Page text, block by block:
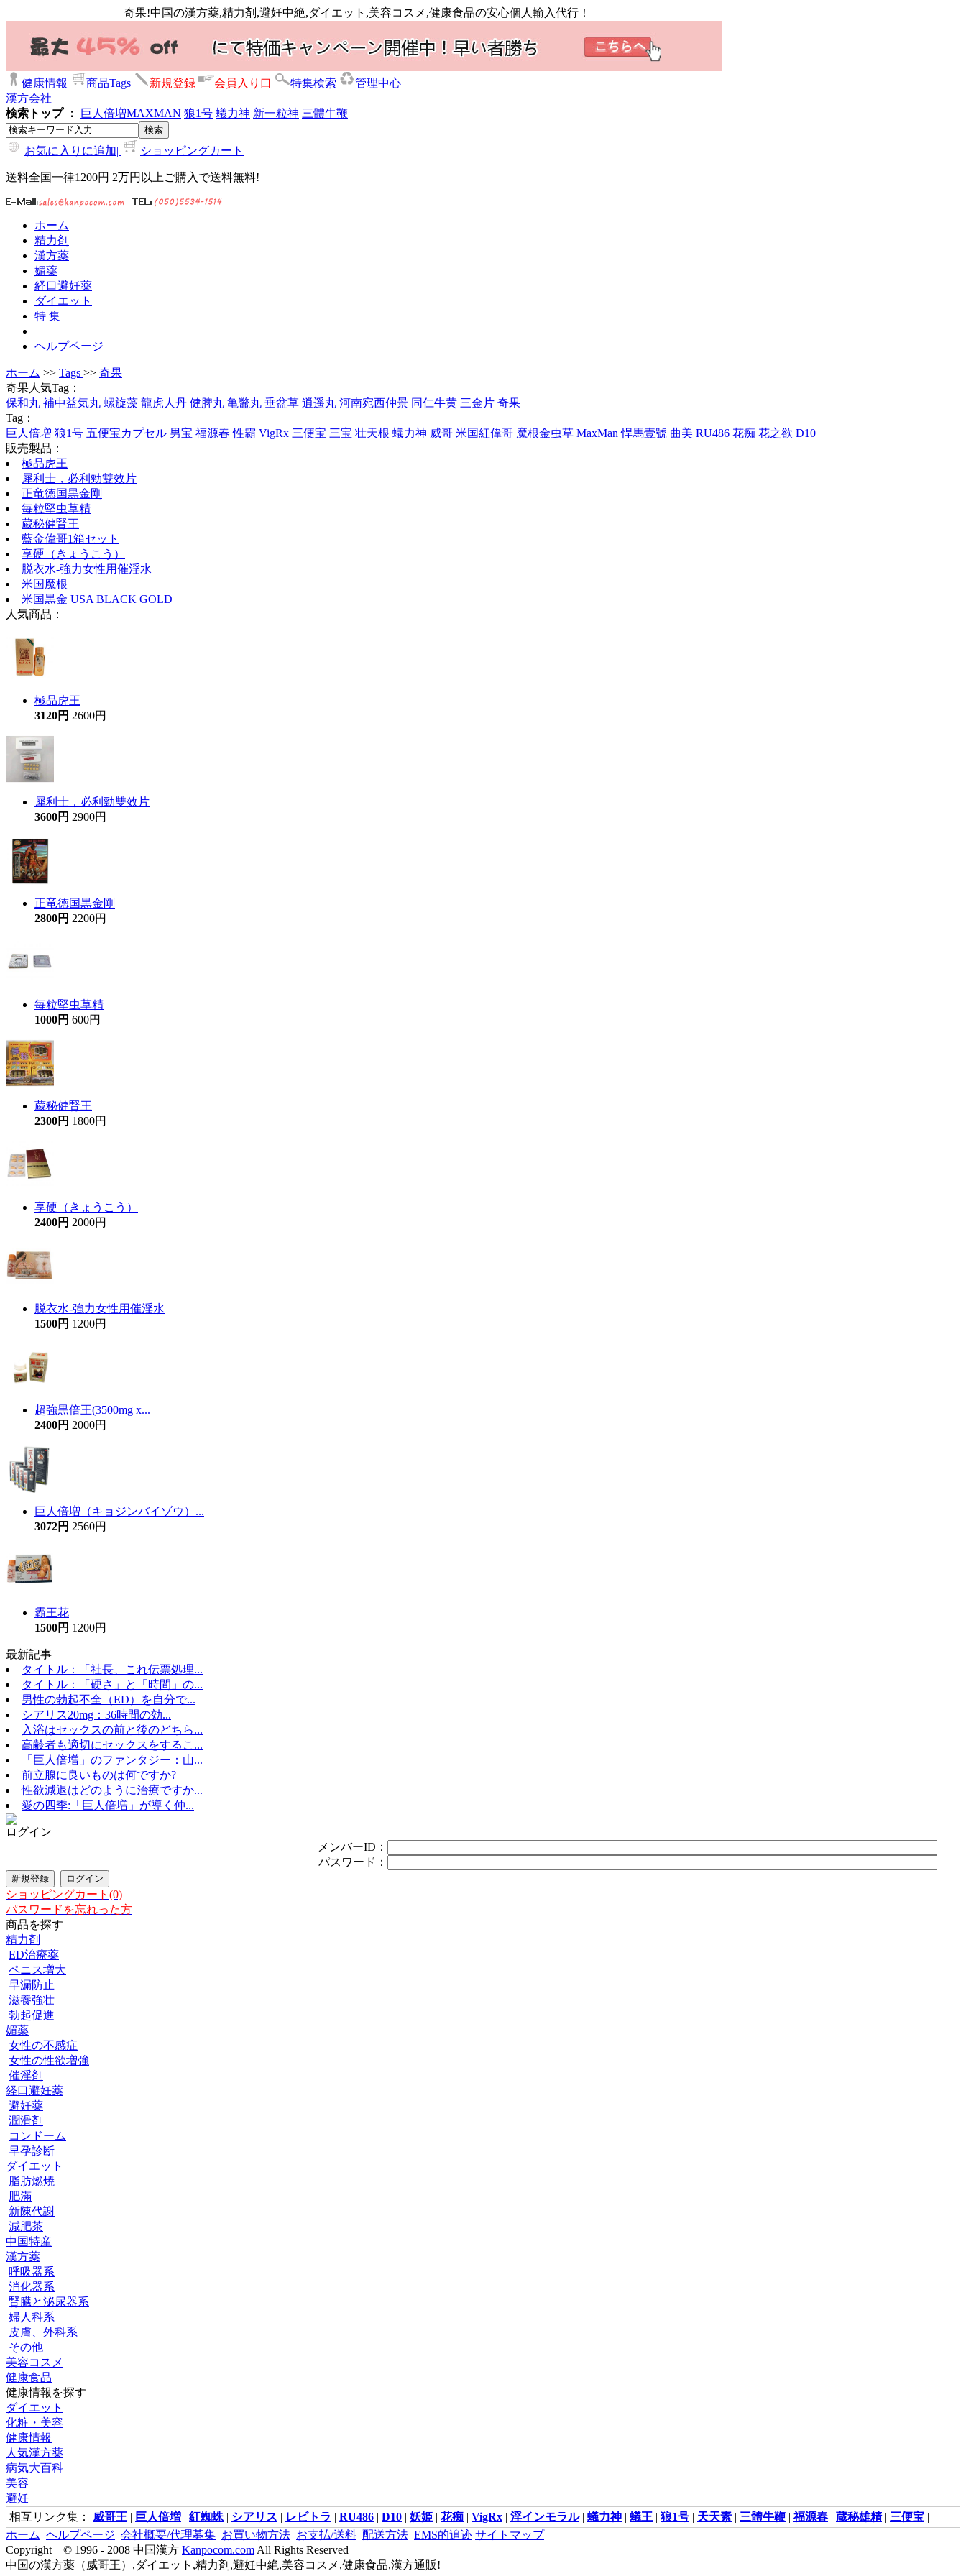
奇果!中国の漢方薬,精力剤,避妊中絶,ダイエット,美容コスメ,健康食品の安心個人輸入代行！
健康情報 商品Tags 新規登録 会員入り口 特集検索
管理中心
漢方会社
検索トップ ：
巨人倍増MAXMAN 狼1号 蟻力神 新一粒神 三體牛鞭
お気に入りに追加| ショッピングカート
送料全国一律1200円 2万円以上ご購入で送料無料!
ホーム
精力剤
漢方薬
媚薬
経口避妊薬
ダイエット
特 集
ヘルプページ
ホーム >> Tags >> 奇果
奇果人気Tag：
保和丸 補中益気丸 螺旋藻 龍虎人丹 健脾丸 亀鼈丸 垂盆草 逍遥丸 河南宛西仲景 同仁牛黄 三金片 奇果
Tag：
巨人倍増 狼1号 五便宝カプセル 男宝 福源春 性霸 VigRx 三便宝 三宝 壮天根 蟻力神 威哥 米国紅偉哥 魔根金虫草 MaxMan 悍馬壹號 曲美 RU486 花痴 花之欲 D10
販売製品：
極品虎王
犀利士，必利勁雙效片
正竜徳国黒金剛
毎粒堅虫草精
蔵秘健腎王
藍金偉哥1箱セット
享硬（きょうこう）
脱衣水-強力女性用催淫水
米国魔根
米国黒金 USA BLACK GOLD
人気商品：
極品虎王
3120円 2600円
犀利士，必利勁雙效片
3600円 2900円
正竜徳国黒金剛
2800円 2200円
毎粒堅虫草精
1000円 600円
蔵秘健腎王
2300円 1800円
享硬（きょうこう）
2400円 2000円
脱衣水-強力女性用催淫水
1500円 1200円
超強黒倍王(3500mg x...
2400円 2000円
巨人倍増（キョジンバイゾウ）...
3072円 2560円
霸王花
1500円 1200円
最新記事
タイトル：「社長、これ伝票処理...
タイトル：「硬さ」と「時間」の...
男性の勃起不全（ED）を自分で...
シアリス20mg：36時間の効...
入浴はセックスの前と後のどちら...
高齢者も適切にセックスをするこ...
「巨人倍増」のファンタジー：山...
前立腺に良いものは何ですか?
性欲減退はどのように治療ですか...
愛の四季:「巨人倍増」が導く仲...
ログイン
メンバーID：
パスワード：
ショッピングカート(0)
パスワードを忘れった方
商品を探す
精力剤
ED治療薬
ペニス増大
早漏防止
滋養強壮
勃起促進
媚薬
女性の不感症
女性の性欲増強
催淫剤
経口避妊薬
避妊薬
潤滑剤
コンドーム
早孕診断
ダイエット
脂肪燃焼
肥滿
新陳代謝
減肥茶
中国特産
漢方薬
呼吸器系
消化器系
腎臓と泌尿器系
婦人科系
皮膚、外科系
その他
美容コスメ
健康食品
健康情報を探す
ダイエット
化粧・美容
健康情報
人気漢方薬
病気大百科
美容
避妊
相互リンク集： 威哥王 | 巨人倍増 | 紅蜘蛛 | シアリス | レビトラ | RU486 | D10 | 妖姫 | 花痴 | VigRx | 淫インモラル| 蟻力神 | 蟻王 | 狼1号 | 天天素 | 三體牛鞭 |福源春 | 蔵秘雄精| 三便宝 |
ホーム ヘルプページ 会社概要/代理募集 お買い物方法 お支払/送料 配送方法 EMS的追迹 サイトマップ
Copyright © 1996 - 2008 中国漢方 Kanpocom.com All Rights Reserved
中国の漢方薬（威哥王）,ダイエット,精力剤,避妊中絶,美容コスメ,健康食品,漢方通販!